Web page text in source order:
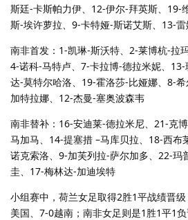
斯廷-卡斯帕力伊、12-伊尔-拜英斯、19-
斯-埃许萝拉、9-卡特娅-斯诺艾斯、13-
南非首发：1-凯琳-斯沃特、2-莱博杭-拉
4-诺科-马特卢、7-卡拉博-德拉米妮、
达-莫特尔哈洛、19-霍洛莎-比娅娜、8-
加特拉娜、12-杰曼-塞奥波森韦
南非替补：16-安迪莱-德拉米尼、21-克
马加马、14-提塞措 –马库贝拉、18-西布
诺克索洛、9-加芙列拉-萨尔加多、22-玛
圭、17-梅林达-加迪埃特
小组赛中，荷兰女足取得2胜1平战绩晋
美国、7-0越南；南非女足则是1胜1平1